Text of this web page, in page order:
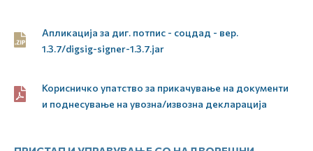
Апликација за диг. потпис - соцдад - вер.
1.3.7/digsig-signer-1.3.7.jar
Корисничко упатство за прикачување на документи
и поднесување на увозна/извозна декларација